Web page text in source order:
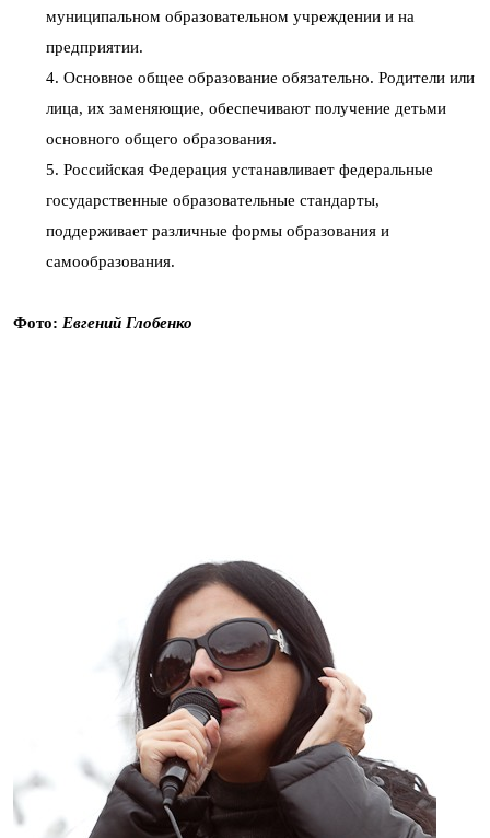
муниципальном образовательном учреждении и на
предприятии.
4. Основное общее образование обязательно. Родители или
лица, их заменяющие, обеспечивают получение детьми
основного общего образования.
5. Российская Федерация устанавливает федеральные
государственные образовательные стандарты,
поддерживает различные формы образования и
самообразования.
Фото: Евгений Глобенко